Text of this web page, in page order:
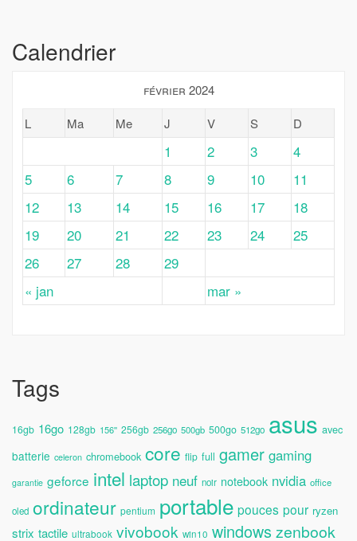
Calendrier
février 2024
L
Ma Me J V S D
« jan mar »
1 2 3
4
5
6 7 8 9 10
11
12
13 14 15 16 17
18
19
20 21 22 23 24
25
26
27 28 29
Tags
16gb 16go 128gb 156'' 256gb 256go 500gb 500go 512go asus avec
batterie celeron chromebook core flip full gamer gaming
garantie geforce intel laptop neuf noir notebook nvidia office
oled ordinateur pentium portable pouces pour ryzen
strix tactile ultrabook vivobook win10 windows zenbook